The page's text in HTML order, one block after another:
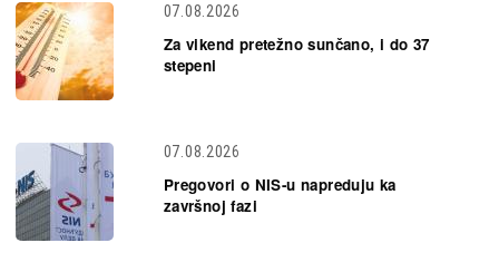
07.08.2026
Za vikend pretežno sunčano, i do 37
stepeni
07.08.2026
Pregovori o NIS-u napreduju ka
završnoj fazi